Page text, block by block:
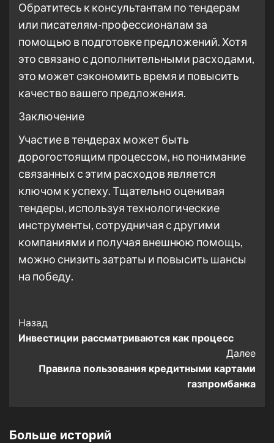
Обратитесь к консультантам по тендерам
или писателям-профессионалам за
помощью в подготовке предложений. Хотя
это связано с дополнительными расходами,
это может сэкономить время и повысить
качество вашего предложения.
Заключение
Участие в тендерах может быть
дорогостоящим процессом, но понимание
связанных с этим расходов является
ключом к успеху. Тщательно оценивая
тендеры, используя технологические
инструменты, сотрудничая с другими
компаниями и получая внешнюю помощь,
можно снизить затраты и повысить шансы
на победу.
Post
Navigation
Назад
Инвестиции рассматриваются как процесс
Далее
Правила пользования кредитными картами
газпромбанка
Больше историй